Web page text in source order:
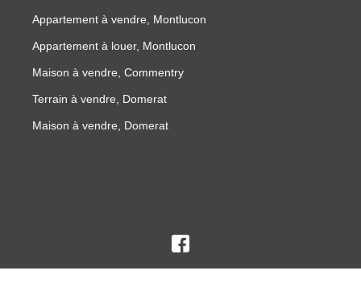
Appartement à vendre, Montlucon
Appartement à louer, Montlucon
Maison à vendre, Commentry
Terrain à vendre, Domerat
Maison à vendre, Domerat